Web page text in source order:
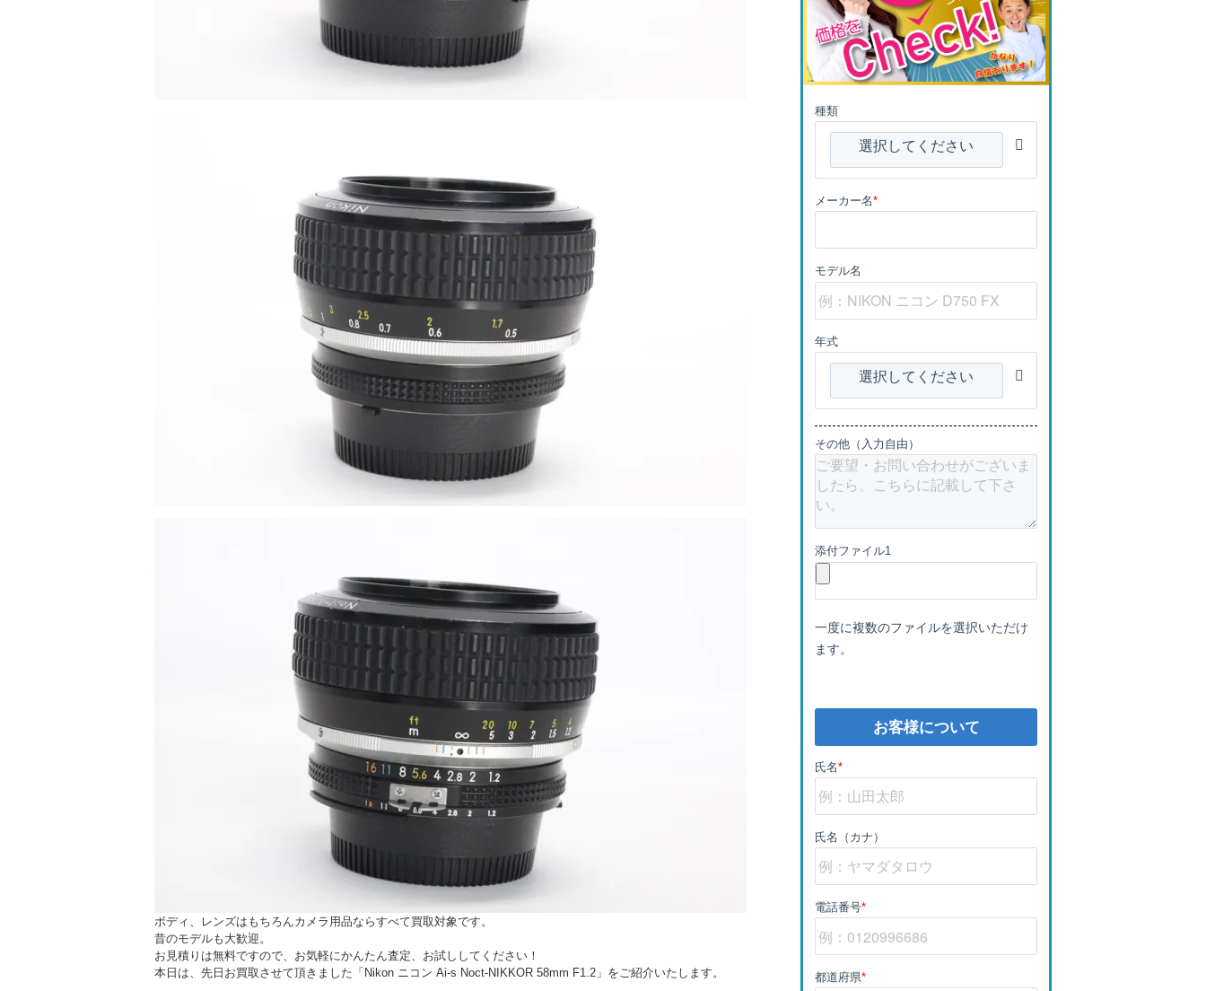
ボディ、レンズはもちろんカメラ用品ならすべて買取対象です。
昔のモデルも大歓迎。
お見積りは無料ですので、お気軽にかんたん査定、お試ししてください！
本日は、先日お買取させて頂きました「Nikon ニコン Ai-s Noct-NIKKOR 58mm F1.2」をご紹介いたします。
種類
選択してください
メーカー名*
モデル名
年式
選択してください
その他（入力自由）
添付ファイル1
一度に複数のファイルを選択いただけ
ます。
お客様について
氏名*
氏名（カナ）
電話番号*
都道府県*